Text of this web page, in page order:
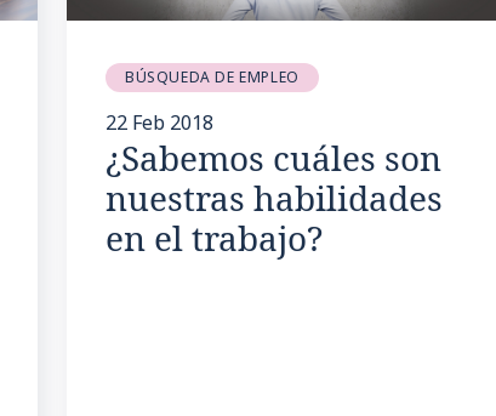
BÚSQUEDA DE EMPLEO
22 Feb 2018
¿Sabemos cuáles son
nuestras habilidades
en el trabajo?